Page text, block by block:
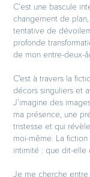
C’est une bascule
changement de
tentative de
profonde
de mon entre-deux-
C'est à travers la
décors singuliers et
J’imagine des
ma présence, une
tristesse et qui
moi-même. La
intimité : que dit-elle
Je me cherche entre